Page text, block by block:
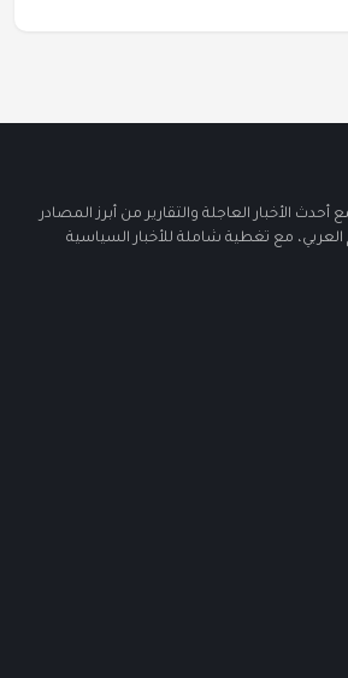
الأخبار العاجلة والتقارير من أبرز المصادر
العربي، مع تغطية شاملة للأخبار السياسية